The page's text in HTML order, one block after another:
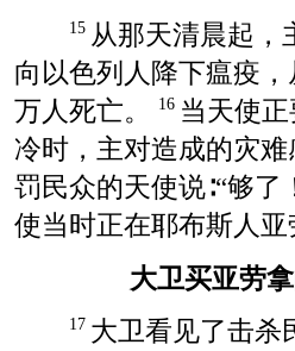
15 从那天清晨起，
向以色列人降下瘟疫
万人死亡。
16 当天使
冷时，主对造成的灾
罚民众的天使说∶“够了
使当时正在耶布斯人亚
大卫买亚劳
17 大卫看见了击杀